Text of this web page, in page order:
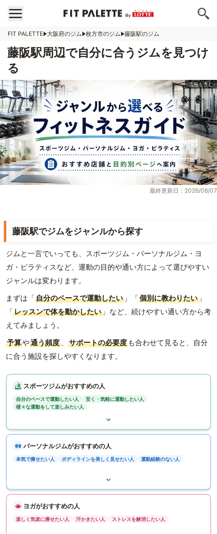
FIT PALETTE 大阪府のジム 枚方市のジム 藤阪駅のジム
藤阪駅周辺で自分に合うジムを見つけ
る
最終更新日：2026/08/07
藤阪駅でジムをジャンルから探す
ジムと一言でいっても、スポーツジム・パーソナルジム・ヨ
ガ・ピラティスなど、運動の目的や通い方によって選びやすい
ジャンルは変わります。
まずは「自分のペースで運動したい 」「個別に教わりたい 」
「レッスンで体を動かしたい 」など、続けやすい通い方から考
えてみましょう。
予算や通う頻度 、 サポートの必要度 も合わせて見ると、自分
に合う施設を探しやすくなります。
スポーツジムがおすすめの人
自分のペースで運動したい人
安く・気軽に運動したい人
様々な運動をして楽しみたい人
パーソナルジムがおすすめの人
本気で痩せたい人 ボディラインを美しく見せたい人 運動経験のない人
ヨガがおすすめの人
楽しく気楽に痩せたい人 汗かきたい人 ストレスを解消したい人